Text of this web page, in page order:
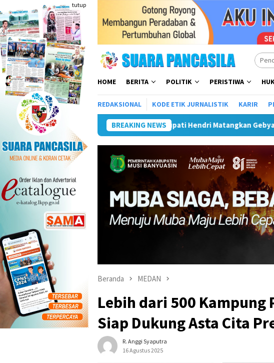
ke
konten
tutup
HOME BERITA POLITIK PERISTIWA
REDAKSIONAL KODE ETIK JURNALISTIK KARIR
BREAKING NEWS
Plt Bupati Hendri Matangkan Gebyar Semarak Merah Putih,
Beranda MEDAN
Lebih dari 500 Kampung
Siap Dukung Asta Cita
R. Anggi Syaputra
16 Agustus 2025